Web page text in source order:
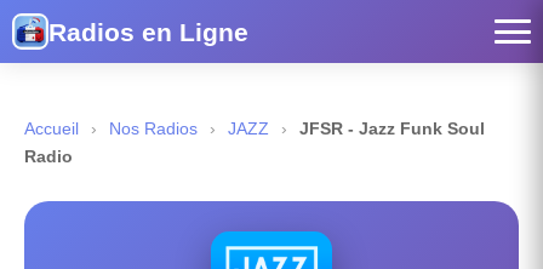
Radios en Ligne
Accueil › Nos Radios › JAZZ ›
JFSR - Jazz Funk Soul
Radio